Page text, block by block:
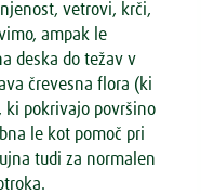
vetrovi, krči,
ampak le
deska do težav v
črevesna flora (ki
ki pokrivajo površino
le kot pomoč pri
tudi za normalen